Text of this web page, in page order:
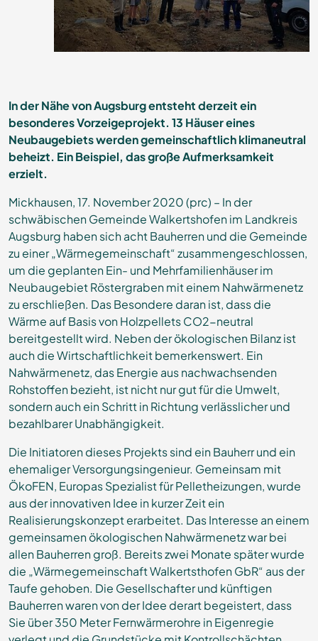
In der Nähe von Augsburg entsteht derzeit ein
besonderes Vorzeigeprojekt. 13 Häuser eines
Neubaugebiets werden gemeinschaftlich klimaneutral
beheizt. Ein Beispiel, das große Aufmerksamkeit
erzielt.
Mickhausen, 17. November 2020 (prc) – In der
schwäbischen Gemeinde Walkertshofen im Landkreis
Augsburg haben sich acht Bauherren und die Gemeinde
zu einer „Wärmegemeinschaft“ zusammengeschlossen,
um die geplanten Ein- und Mehrfamilienhäuser im
Neubaugebiet Röstergraben mit einem Nahwärmenetz
zu erschließen. Das Besondere daran ist, dass die
Wärme auf Basis von Holzpellets CO2-neutral
bereitgestellt wird. Neben der ökologischen Bilanz ist
auch die Wirtschaftlichkeit bemerkenswert. Ein
Nahwärmenetz, das Energie aus nachwachsenden
Rohstoffen bezieht, ist nicht nur gut für die Umwelt,
sondern auch ein Schritt in Richtung verlässlicher und
bezahlbarer Unabhängigkeit.
Die Initiatoren dieses Projekts sind ein Bauherr und ein
ehemaliger Versorgungsingenieur. Gemeinsam mit
ÖkoFEN, Europas Spezialist für Pelletheizungen, wurde
aus der innovativen Idee in kurzer Zeit ein
Realisierungskonzept erarbeitet. Das Interesse an einem
gemeinsamen ökologischen Nahwärmenetz war bei
allen Bauherren groß. Bereits zwei Monate später wurde
die „Wärmegemeinschaft Walkertsthofen GbR“ aus der
Taufe gehoben. Die Gesellschafter und künftigen
Bauherren waren von der Idee derart begeistert, dass
Sie über 350 Meter Fernwärmerohre in Eigenregie